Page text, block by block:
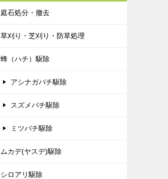
庭石処分・撤去
草刈り・芝刈り・防草処理
蜂（ハチ）駆除
アシナガバチ駆除
スズメバチ駆除
ミツバチ駆除
ムカデ(ヤスデ)駆除
シロアリ駆除